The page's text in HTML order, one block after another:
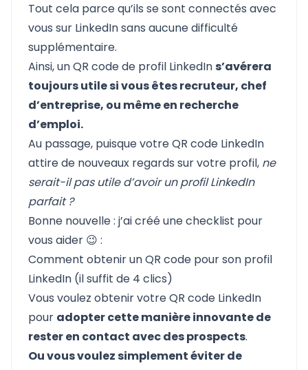
Tout cela parce qu’ils se sont connectés avec
vous sur LinkedIn sans aucune difficulté
supplémentaire.
Ainsi, un QR code de profil LinkedIns’avérera
toujours utile si vous êtes recruteur, chef
d’entreprise, ou même en recherche
d’emploi.
Au passage, puisque votre QR code LinkedIn
attire de nouveaux regards sur votre profil, ne
serait-il pas utile d’avoir un profil LinkedIn
parfait ?
Bonne nouvelle : j’ai créé une checklist pour
vous aider 😉 :
Comment obtenir un QR code pour son profil
LinkedIn (il suffit de 4 clics)
Vous voulez obtenir votre QR code LinkedIn
pour adopter cette manière innovante de
rester en contact avec des prospects.
Ou vous voulez simplement éviter de